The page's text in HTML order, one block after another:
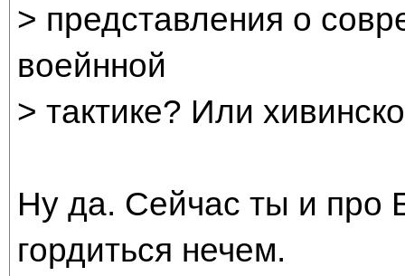
> представления о
воейнной
> тактике? Или
Ну да. Сейчас ты и про
гордиться нечем.